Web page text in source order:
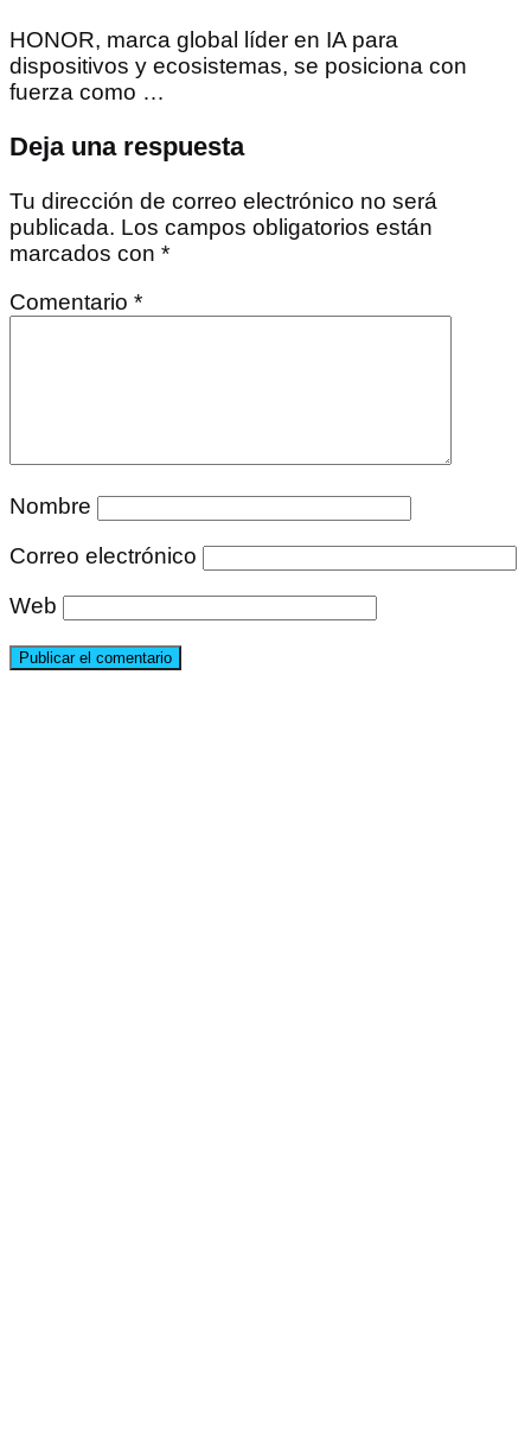
HONOR, marca global líder en IA para
dispositivos y ecosistemas, se posiciona con
fuerza como …
Deja una respuesta
Tu dirección de correo electrónico no será
publicada. Los campos obligatorios están
marcados con *
Comentario *
Nombre
Correo electrónico
Web